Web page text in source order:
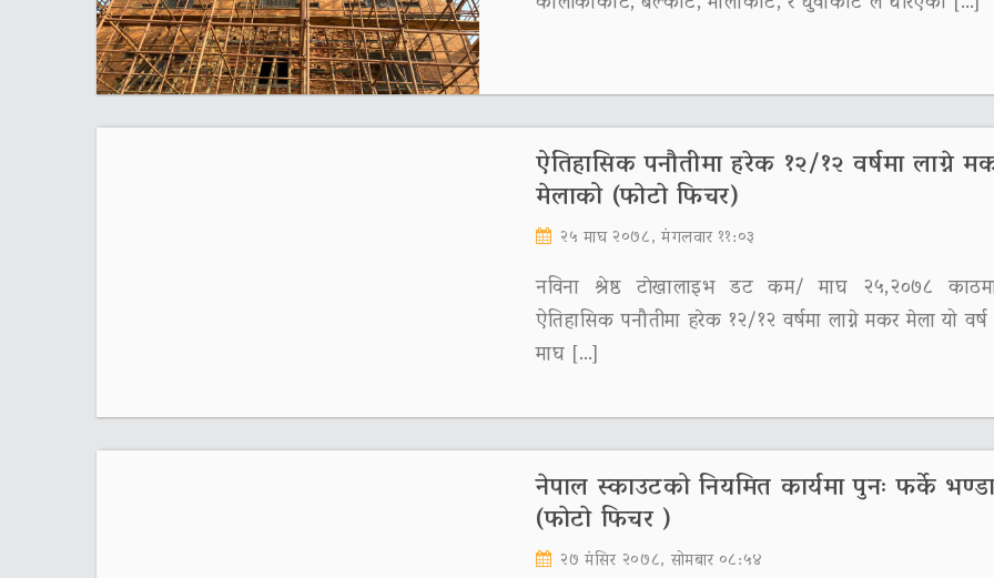
ऐतिहासिक पनौतीमा हरेक १२/१२ वर्षमा लाग्ने
मेलाको (फाेटाे फिचर)
२५ माघ २०७८, मंगलवार ११:०३
नविना श्रेष्ठ टाेखालाइभ डट कम/ माघ २५,२०७८
ऐतिहासिक पनौतीमा हरेक १२/१२ वर्षमा लाग्ने मकर मेला यो
माघ […]
नेपाल स्काउटको नियमित कार्यमा पुनः फर्के
(फाेटाे फिचर )
२७ मंसिर २०७८, सोमबार ०८:५४